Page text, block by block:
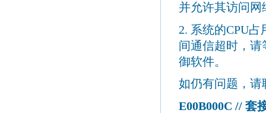
并允许其访问网
2. 系统的CPU占
间通信超时，
御软件。
如仍有问题，请
E00B000C // 套